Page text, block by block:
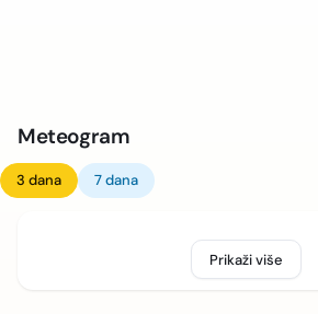
Meteogram
3 dana 7 dana
Prikaži više